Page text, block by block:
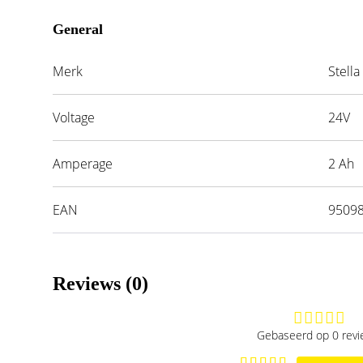
General
Merk Stella
Voltage 24V
Amperage 2 Ah
EAN
Reviews (0)
Gebaseerd op 0